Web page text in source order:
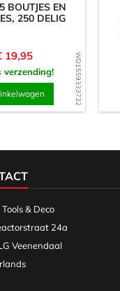
WD1559333732
BOUTJES EN
250 DELIG
19,95
verzending!
& Deco
24a
Veenendaal